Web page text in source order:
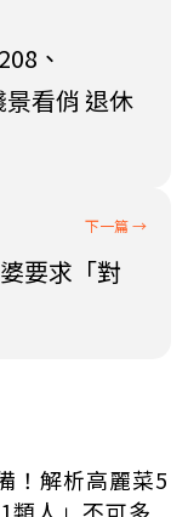
、
看俏 退休
要求「對
！解析高麗菜5